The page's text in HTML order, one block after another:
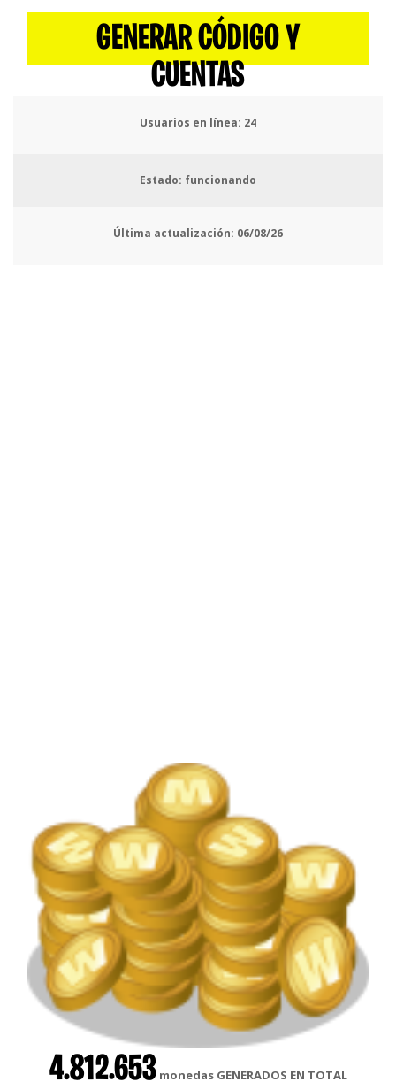
GENERAR CÓDIGO Y
CUENTAS
Usuarios en línea: 25
Estado: funcionando
Última actualización: 06/08/26
4.812.653 monedas GENERADOS EN TOTAL